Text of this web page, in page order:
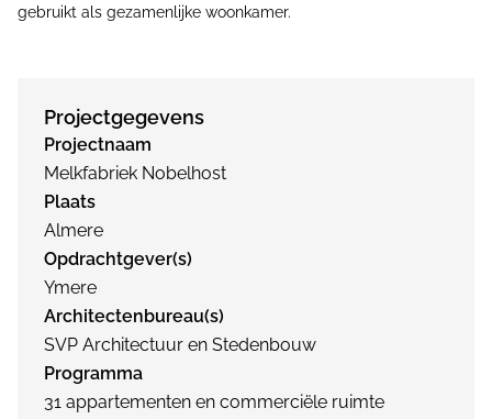
gebruikt als gezamenlijke woonkamer.
Projectgegevens
Projectnaam
Melkfabriek Nobelhost
Plaats
Almere
Opdrachtgever(s)
Ymere
Architectenbureau(s)
SVP Architectuur en Stedenbouw
Programma
31 appartementen en commerciële ruimte